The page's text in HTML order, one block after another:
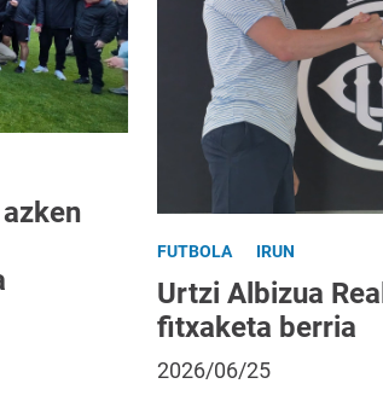
FUTBOLA IRUN
Urtzi Albizua
fitxaketa berria
2026/06/25